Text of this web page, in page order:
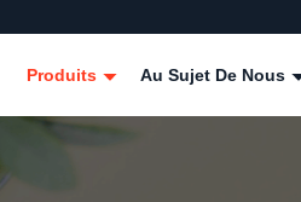
Produits Au Sujet De Nous